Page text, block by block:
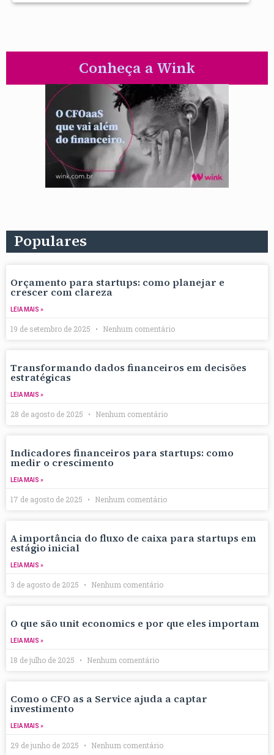
Conheça a Wink
Populares
Orçamento para startups: como planejar e
crescer com clareza
LEIA MAIS »
19 de setembro de 2025 Nenhum comentário
Transformando dados financeiros em decisões
estratégicas
LEIA MAIS »
28 de agosto de 2025 Nenhum comentário
Indicadores financeiros para startups: como
medir o crescimento
LEIA MAIS »
17 de agosto de 2025 Nenhum comentário
A importância do fluxo de caixa para startups em
estágio inicial
LEIA MAIS »
3 de agosto de 2025 Nenhum comentário
O que são unit economics e por que eles importam
LEIA MAIS »
18 de julho de 2025 Nenhum comentário
Como o CFO as a Service ajuda a captar
investimento
LEIA MAIS »
29 de junho de 2025 Nenhum comentário